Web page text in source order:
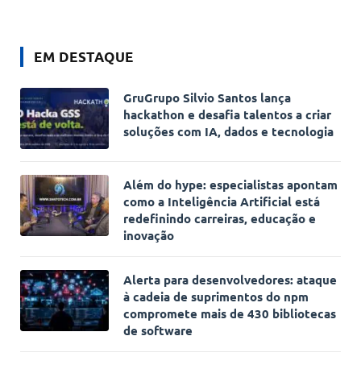
EM DESTAQUE
GruGrupo Silvio Santos lança
hackathon e desafia talentos a criar
soluções com IA, dados e tecnologia
Além do hype: especialistas apontam
como a Inteligência Artificial está
redefinindo carreiras, educação e
inovação
Alerta para desenvolvedores: ataque
à cadeia de suprimentos do npm
compromete mais de 430 bibliotecas
de software